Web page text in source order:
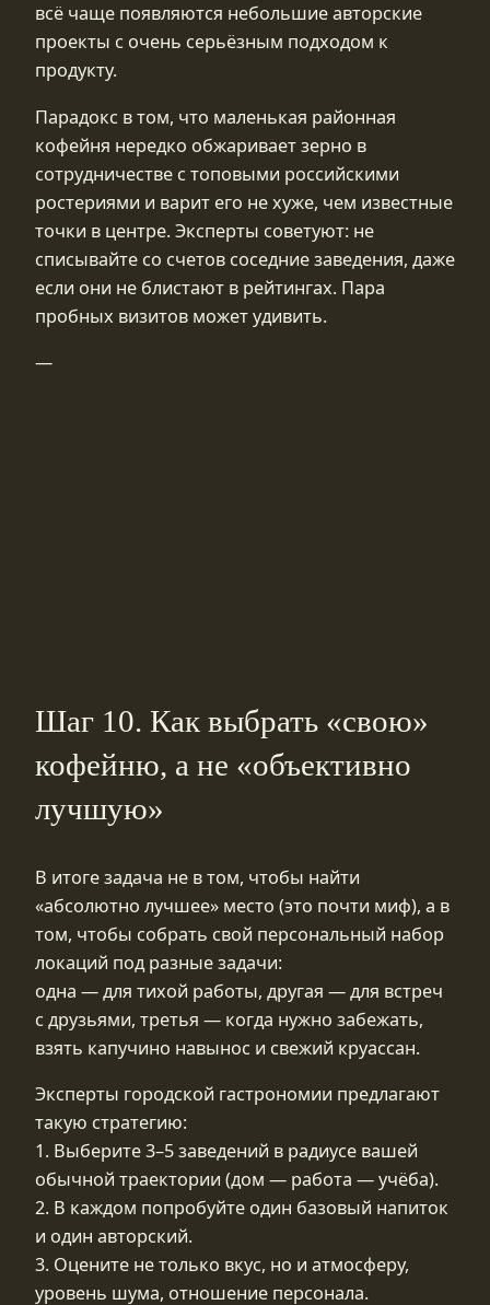
всё чаще появляются небольшие авторские
проекты с очень серьёзным подходом к
продукту.
Парадокс в том, что маленькая районная
кофейня нередко обжаривает зерно в
сотрудничестве с топовыми российскими
ростериями и варит его не хуже, чем известные
точки в центре. Эксперты советуют: не
списывайте со счетов соседние заведения, даже
если они не блистают в рейтингах. Пара
пробных визитов может удивить.
—
Шаг 10. Как выбрать «свою»
кофейню, а не «объективно
лучшую»
В итоге задача не в том, чтобы найти
«абсолютно лучшее» место (это почти миф), а в
том, чтобы собрать свой персональный набор
локаций под разные задачи:
одна — для тихой работы, другая — для встреч
с друзьями, третья — когда нужно забежать,
взять капучино навынос и свежий круассан.
Эксперты городской гастрономии предлагают
такую стратегию:
1. Выберите 3–5 заведений в радиусе вашей
обычной траектории (дом — работа — учёба).
2. В каждом попробуйте один базовый напиток
и один авторский.
3. Оцените не только вкус, но и атмосферу,
уровень шума, отношение персонала.